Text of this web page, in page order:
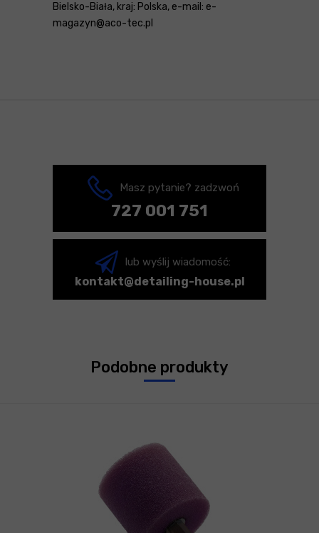
Bielsko-Biała, kraj: Polska, e-mail: e-
magazyn@aco-tec.pl
Masz pytanie? zadzwoń
727 001 751
lub wyślij wiadomość:
kontakt@detailing-house.pl
Podobne produkty